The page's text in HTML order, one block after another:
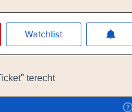
terecht